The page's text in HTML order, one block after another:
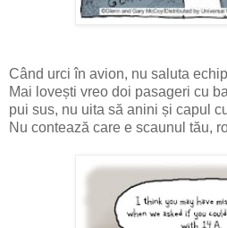
Când urci în avion, nu saluta
Mai lovești vreo doi pasageri cu
pui sus, nu uita să anini și capul
Nu contează care e scaunul tău,